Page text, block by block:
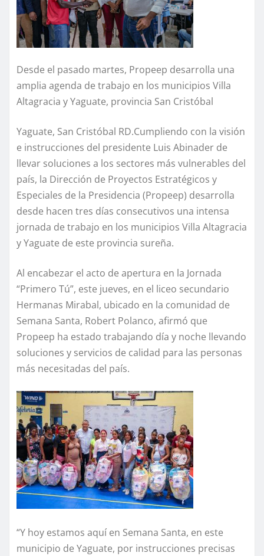
Desde el pasado martes, Propeep desarrolla una
amplia agenda de trabajo en los municipios Villa
Altagracia y Yaguate, provincia San Cristóbal
Yaguate, San Cristóbal RD.Cumpliendo con la visión
e instrucciones del presidente Luis Abinader de
llevar soluciones a los sectores más vulnerables del
país, la Dirección de Proyectos Estratégicos y
Especiales de la Presidencia (Propeep) desarrolla
desde hacen tres días consecutivos una intensa
jornada de trabajo en los municipios Villa Altagracia
y Yaguate de este provincia sureña.
Al encabezar el acto de apertura en la Jornada
“Primero Tú”, este jueves, en el liceo secundario
Hermanas Mirabal, ubicado en la comunidad de
Semana Santa, Robert Polanco, afirmó que
Propeep ha estado trabajando día y noche llevando
soluciones y servicios de calidad para las personas
más necesitadas del país.
“Y hoy estamos aquí en Semana Santa, en este
municipio de Yaguate, por instrucciones precisas